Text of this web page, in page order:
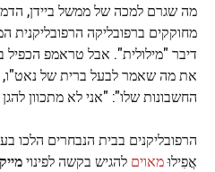
מה שגרם למכה של ממשל ביידן,
מחוקקים ברפובליקה הרפובליקנית
דיבר "מילולית". אבל טראמפ הכפיל
את מה שאמר לבעל ברית של
החשבונות שלו": "אני לא מתכוון
הרפובליקנים בבית הנבחרים הלכו
אֲפִילוּמאוים להגיש בקשה לפינוי